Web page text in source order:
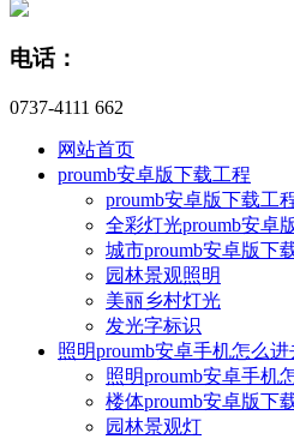
电话：
0737-4111 662
网站首页
proumb安卓版下载工程
proumb安卓版下载工
全彩灯光proumb安卓
城市proumb安卓版下
园林景观照明
美丽乡村灯光
发光字标识
照明proumb安卓手机怎么进
照明proumb安卓手机
楼体proumb安卓版下
园林景观灯